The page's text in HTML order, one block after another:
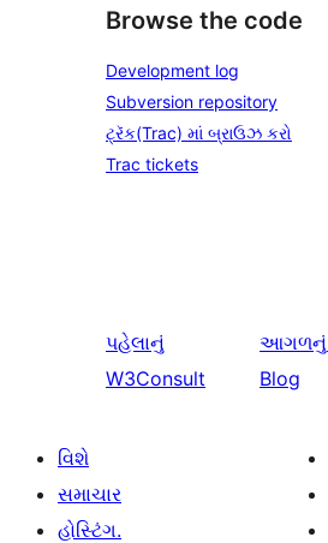
Browse the code
Development log
Subversion repository
ટ્રૅક(Trac) માં બ્રાઉઝ કરો
Trac tickets
પહેલાનું
W3Consult
આગળનું
Blog
વિશે
સમાચાર
હોસ્ટિંગ.